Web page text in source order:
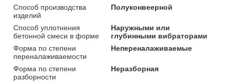
Способ производства
изделий
Полуконвеерной
Способ уплотнения
бетонной смеси в форме
Наружными или
глубинными вибраторами
Форма по степени
переналаживаемости
Непереналаживаемые
Форма по степени
разборности
Неразборная